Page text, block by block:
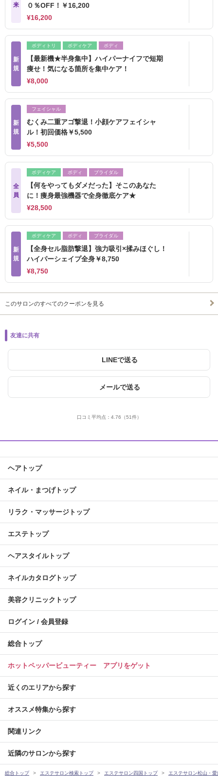
来
０％OFF！￥16,200
¥16,200
新
規
ボディトリ ボディケア ボディ
【最新機★半身集中】ハイパーナイフで短期
痩せ！気になる箇所を集中ケア！
¥8,000
新
規
フェイシャル
むくみ二重アゴ撃退！小顔ケアフェイシャ
ル！初回価格￥5,500
¥5,500
全
員
ボディケア ボディ ブライダル
【何をやってもダメだった】そこのあなた
に！痩身最強機器で全身徹底ケア★
¥28,500
新
規
ボディケア ボディ ブライダル
【全身セル脂肪撃退】強力吸引×揉みほぐし！
ハイパーシェイプ全身￥8,750
¥8,750
このサロンのすべてのクーポンを見る
友達に共有
LINEで送る
メールで送る
口コミ平均点： 4.76 （51件）
ヘアトップ
ネイル・まつげトップ
リラク・マッサージトップ
エステトップ
ヘアスタイルトップ
ネイルカタログトップ
美容クリニックトップ
ログイン / 会員登録
総合トップ
ホットペッパービューティー アプリをゲット
近くのエリアから探す
オススメ特集から探す
関連リンク
近隣のサロンから探す
総合トップ エステサロン検索トップ エステサロン四国トップ エステサロン松山・